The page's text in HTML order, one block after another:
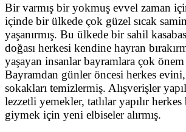
Bir varmış bir yokmuş evvel zaman
içinde bir ülkede çok güzel sıcak
yaşanırmış. Bu ülkede bir sahil
doğası herkesi kendine hayran
yaşayan insanlar bayramlara çok
Bayramdan günler öncesi herkes
sokakları temizlermiş. Alışverişler
lezzetli yemekler, tatlılar yapılır
giymek için yeni elbiseler alırmış.